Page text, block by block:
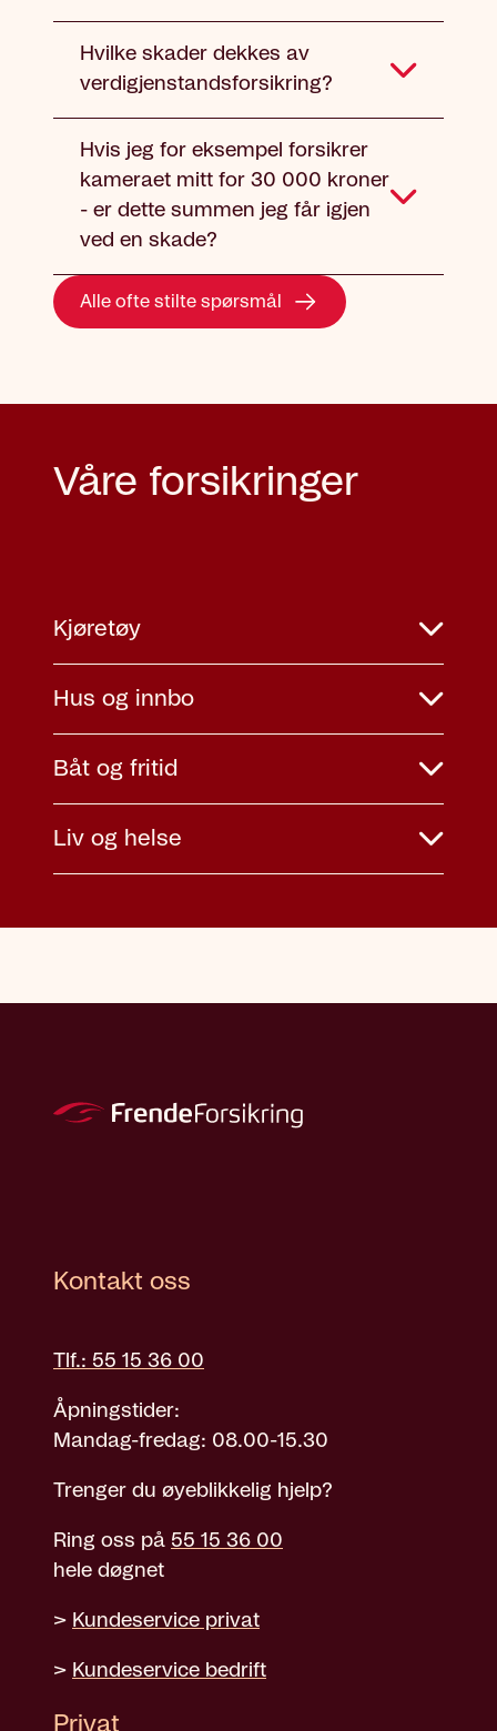
Hvilke skader dekkes av
verdigjenstandsforsikring?
Hvis jeg for eksempel forsikrer
kameraet mitt for 30 000 kroner
- er dette summen jeg får igjen
ved en skade?
Alle ofte stilte spørsmål
Våre forsikringer
Kjøretøy
Hus og innbo
Båt og fritid
Liv og helse
Kontakt oss
Tlf.: 55 15 36 00
Åpningstider:
Mandag-fredag: 08.00-15.30
Trenger du øyeblikkelig hjelp?
Ring oss på 55 15 36 00
hele døgnet
> Kundeservice privat
> Kundeservice bedrift
Privat